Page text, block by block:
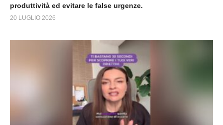
produttività ed evitare le false urgenze.
20 LUGLIO 2026